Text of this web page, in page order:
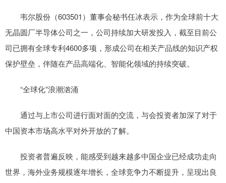
韦尔股份（603501）董事会秘书任冰表示，作为全球前十大
无晶圆厂半导体公司之一，公司持续加大研发投入，截至目前公
司已拥有全球专利4600多项，形成公司在相关产品线的知识产权
保护壁垒，伴随在产品高端化、智能化领域的持续突破。
“全球化”浪潮汹涌
通过与上市公司进行面对面的交流，与会投资者加深了对于
中国资本市场高水平对外开放的了解。
投资者普遍反映，能感受到越来越多中国企业已经成功走向
世界，海外业务规模逐年增长，全球竞争力不断提升，呈现出良